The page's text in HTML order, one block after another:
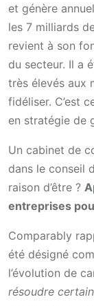
et génère
les 7 milliards
revient à son
du secteur. Il a
très élevés aux
fidéliser. C’est
en stratégie de
Un cabinet de
dans le conseil
raison d’être ?
entreprises
Comparably
été désigné
l’évolution de
résoudre